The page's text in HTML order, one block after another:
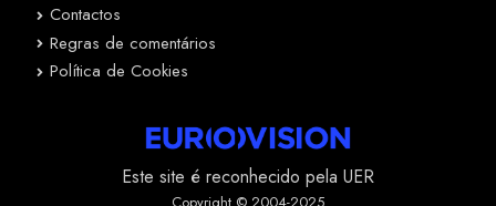
Contactos
Regras de comentários
Política de Cookies
Este site é reconhecido pela UER